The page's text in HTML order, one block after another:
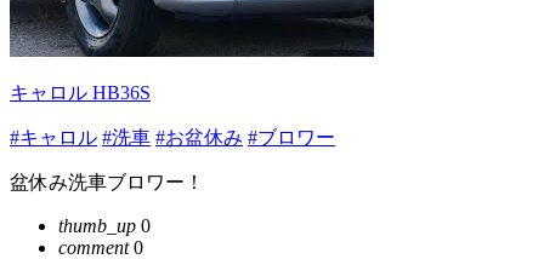
キャロル HB36S
#キャロル #洗車 #お盆休み #ブロワー
盆休み洗車ブロワー！
thumb_up 0
comment0